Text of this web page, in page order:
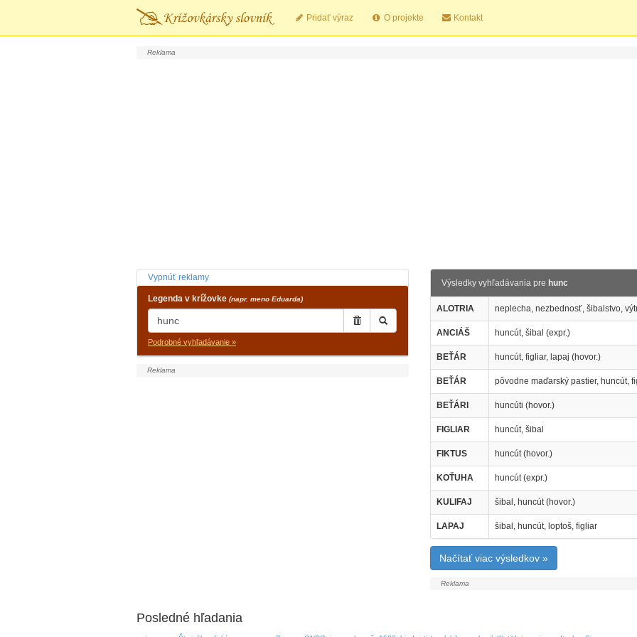
Pridať výraz O projekte Kontakt
Vypnúť reklamy
Legenda v krížovke (napr. meno Eduarda)
Podrobné vyhľadávanie »
Výsledky vyhľadávania pre hunc
ALOTRIA neplecha, nezbednosť, šibalstvo,
ANCIÁŠ huncút, šibal (expr.)
BEŤÁR huncút, figliar, lapaj (hovor.)
BEŤÁR pôvodne maďarský pastier, huncút,
BEŤÁRI huncúti (hovor.)
FIGLIAR huncút, šibal
FIKTUS huncút (hovor.)
KOŤUHA huncút (expr.)
KULIFAJ šibal, huncút (hovor.)
LAPAJ šibal, huncút, loptoš, figliar
Načítať viac výsledkov »
Posledné hľadania